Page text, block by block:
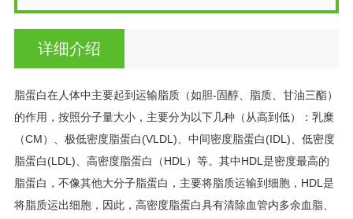
详细介绍
脂蛋白在人体中主要起到运输脂质（如胆-固醇、脂质、甘油三酯）
的作用，按照分子量大小，主要分为以下几种（从高到低）：乳糜
（CM）、极低密度脂蛋白(VLDL)、中间密度脂蛋白(IDL)、低密度
脂蛋白(LDL)、高密度脂蛋白（HDL）等。其中HDL是密度最高的
脂蛋白，不像其他大分子脂蛋白，主要将脂质运输到细胞，HDL是
将脂质运出细胞，因此，高密度脂蛋白具有清除血管内多余血脂、